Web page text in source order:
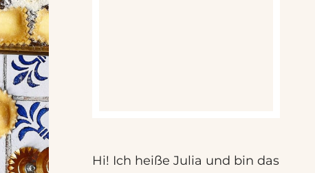
Hi! Ich heiße Julia und bin das